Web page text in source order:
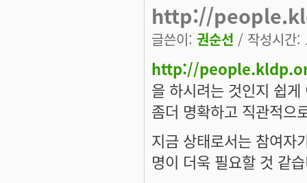
http://
글쓴이: 권순선 / 작성시간
http://
을 하시려는 것인지 쉽
좀더 명확하고 직관적으
지금 상태로서는 참여자
명이 더욱 필요할 것 같